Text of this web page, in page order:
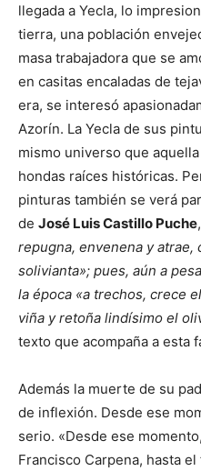
llegada a Yecla, lo
tierra, una población
masa trabajadora que se
en casitas encaladas de
era, se interesó
Azorín. La Yecla de sus
mismo universo que
hondas raíces históricas.
pinturas también se verá
de José Luis Castillo Puche
repugna, envenena y atrae,
solivianta»; pues, aún a
la época «a trechos, crece
viña y retoña lindísimo el
texto que acompaña a esta
Además la muerte de su
de inflexión. Desde ese
serio. «Desde ese
Francisco Carpena, hasta